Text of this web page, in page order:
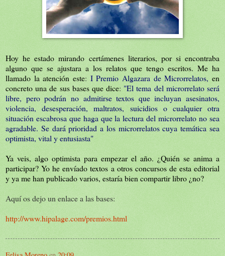
Hoy he estado mirando certámenes literarios, por si encontraba
alguno que se ajustara a los relatos que tengo escritos. Me ha
llamado la atención este: I Premio Algazara de Microrrelatos, en
concreto una de sus bases que dice: "El tema del microrrelato será
libre, pero podrán no admitirse textos que incluyan asesinatos,
violencia, desesperación, maltratos, suicidios o cualquier otra
situación escabrosa que haga que la lectura del microrrelato no sea
agradable. Se dará prioridad a los microrrelatos cuya temática sea
optimista, vital y entusiasta"
Ya veis, algo optimista para empezar el año. ¿Quién se anima a
participar? Yo he envíado textos a otros concursos de esta editorial
y ya me han publicado varios, estaría bien compartir libro ¿no?
Aquí os dejo un enlace a las bases:
http://www.hipalage.com/premios.html